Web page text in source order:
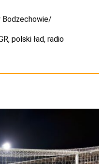
, polski ład, radio